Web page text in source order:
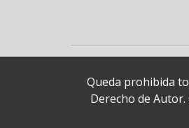
Queda prohibida
Derecho de